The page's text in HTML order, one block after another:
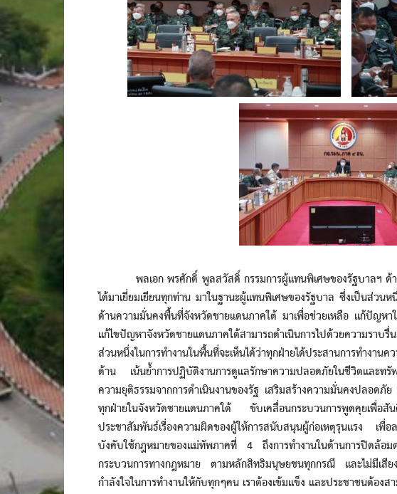
พลเอก พรศักดิ์ พูลสวัสดิ์ กรรมการผู้แทนพิเศษของรัฐบาลฯ ด้า
ได้มาเยี่ยมเยียนทุกท่าน มาในฐานะผู้แทนพิเศษของรัฐบาล ซึ่งเป็นส่วน
ด้านความมั่นคงพื้นที่จังหวัดชายแดนภาคใต้ มาเพื่อช่วยเหลือ แก้ปัญหา
แก้ไขปัญหาจังหวัดชายแดนภาคใต้สามารถดำเนินการไปด้วยความร
ส่วนหนึ่งในการทำงานในพื้นที่จะเห็นได้ว่าทุกฝ่ายได้ประสานการทำงา
ด้าน เน้นย้ำการปฏิบัติงานการดูแลรักษาความปลอดภัยในชีวิตและท
ความยุติธรรมจากการดำเนินงานของรัฐ เสริมสร้างความมั่นคงปลอดภัย
ทุกฝ่ายในจังหวัดชายแดนภาคใต้ ขับเคลื่อนกระบวนการพูดคุยเพื่
ประชาสัมพันธ์เรื่องความผิดของผู้ให้การสนับสนุนผู้ก่อเหตุรุนแรง เ
บังคับใช้กฎหมายของแม่ทัพภาคที่ 4 ถึงการทำงานในด้านการปิดล้
กระบวนการทางกฎหมาย ตามหลักสิทธิมนุษยชนทุกกรณี และไม่มีเสีย
กำลังใจในการทำงานให้กับทุกๆคน เราต้องเข้มแข็ง และประชาชนต้องสา